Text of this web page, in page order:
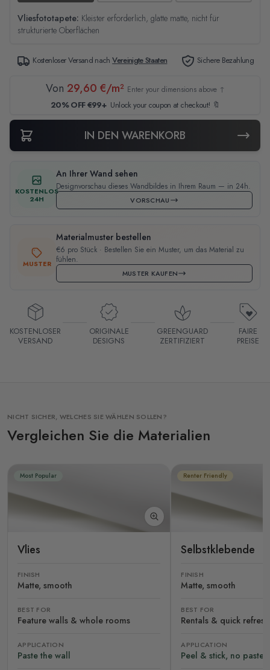
Vliesfototapete: Kleister erforderlich, glatte matte, nicht für
strukturierte Oberflächen
Kostenloser Versand nachVereinigte Staaten Sichere Bezahlung
Von 29,60 €/m² Enter your dimensions above ↑
20% OFF €99+ Unlock your coupon at checkout! 🔖
IN DEN WARENKORB
KOSTENLOS
24H
An Ihrer Wand sehen
Designvorschau dieses Wandbildes in Ihrem Raum — in 24h.
VORSCHAU
MUSTER
Materialmuster bestellen
€6 pro Stück · Bestellen Sie ein Muster, um das Material zu
fühlen.
MUSTER KAUFEN
KOSTENLOSER
VERSAND
ORIGINALE
DESIGNS
GREENGUARD
ZERTIFIZIERT
FAIRE
PREISE
NICHT SICHER, WELCHES SIE WÄHLEN SOLLEN?
Vergleichen Sie die Materialien
Most Popular
Vlies
FINISH
Matte, smooth
BEST FOR
Feature walls & whole rooms
APPLICATION
Paste the wall
Renter Friendly
Selbstklebende
FINISH
Matte, smooth
BEST FOR
Rentals & quick
APPLICATION
Peel & stick, no paste